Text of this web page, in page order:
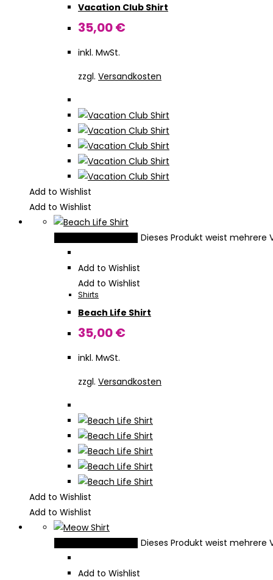
Vacation Club Shirt
35,00€
inkl. MwSt.
zzgl. Versandkosten
Add to Wishlist
Add to Wishlist
Dieses Produkt weist
Add to Wishlist
Add to Wishlist
Shirts
Beach Life Shirt
35,00€
inkl. MwSt.
zzgl. Versandkosten
Add to Wishlist
Add to Wishlist
Dieses Produkt weist
Add to Wishlist